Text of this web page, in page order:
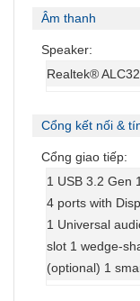
Âm thanh
Speaker:
Realtek®
Cổng kết nối &
Cổng giao tiếp:
1 USB 3.2 Gen
4 ports with
1 Universal
slot 1 wedge-
(optional) 1